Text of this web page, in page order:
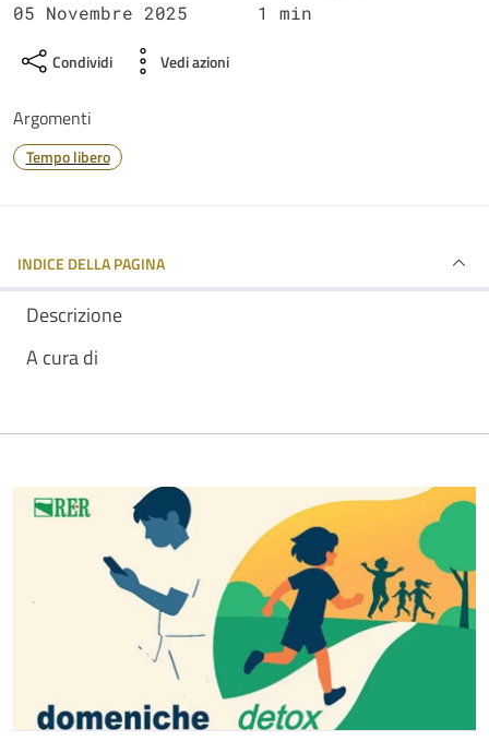
05 Novembre 2025
1 min
Condividi Vedi azioni
Argomenti
Tempo libero
INDICE DELLA PAGINA
Descrizione
A cura di